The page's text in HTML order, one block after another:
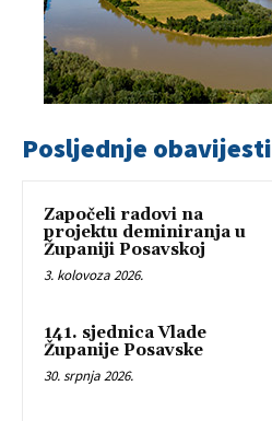
Posljednje obavijesti
Započeli radovi na
projektu deminiranja u
Županiji Posavskoj
3. kolovoza 2026.
141. sjednica Vlade
Županije Posavske
30. srpnja 2026.